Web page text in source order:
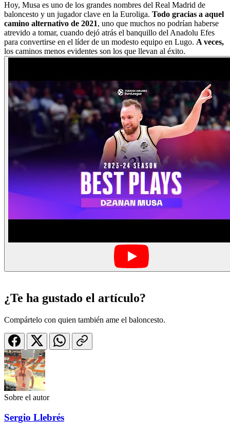
Hoy, Musa es uno de los grandes nombres del Real Madrid de
baloncesto y un jugador clave en la Euroliga. Todo gracias a aquel
camino alternativo de 2021, uno que muchos no podrían haberse
atrevido a tomar, cuando dejó atrás el banquillo del Anadolu Efes
para convertirse en el líder de un modesto equipo en Lugo. A veces,
los caminos menos evidentes son los que llevan al éxito.
¿Te ha gustado el artículo?
Compártelo con quien también ame el baloncesto.
Sobre el autor
Sergio Llebrés